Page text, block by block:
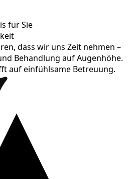
für Sie
dass wir uns Zeit nehmen –
Behandlung auf Augenhöhe.
auf einfühlsame Betreuung.